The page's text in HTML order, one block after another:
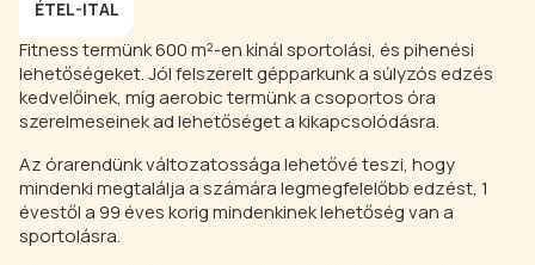
ÉTEL-ITAL
Fitness termünk 600 m²-en kínál sportolási, és pihenési
lehetőségeket. Jól felszerelt gépparkunk a súlyzós edzés
kedvelőinek, míg aerobic termünk a csoportos óra
szerelmeseinek ad lehetőséget a kikapcsolódásra.
Az órarendünk változatossága lehetővé teszi, hogy
mindenki megtalálja a számára legmegfelelőbb edzést, 1
évestől a 99 éves korig mindenkinek lehetőség van a
sportolásra.